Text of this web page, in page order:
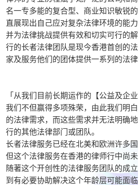
名一专多能的复合型、商业知识敏锐
直展现出自己应对复杂法律环境的能
并为法律挑战提供有效和切实可行的
行的长者法律团队是现今香港首创的
家及服务他们的团体提供一系列的法律
「从我们目前长期运作的【公益及企
我们不但赢得多项殊荣，由此我们明
的法律需求，而这些需求并无法明确
行的其他法律部门或团队。
长者法律服务已经在北美和欧洲许多
但这个法律服务在香港的律师行中尚
随著这个开创性的法律服务团队的成
到有必要协助解决这个年龄层可能面